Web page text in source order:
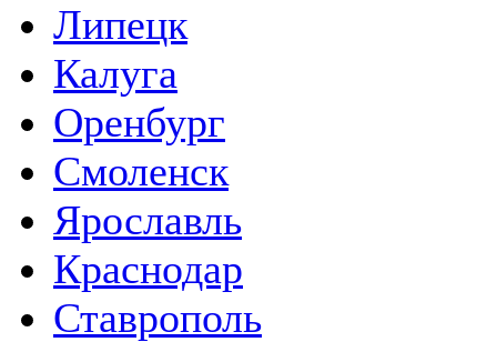
Липецк
Калуга
Оренбург
Смоленск
Ярославль
Краснодар
Ставрополь